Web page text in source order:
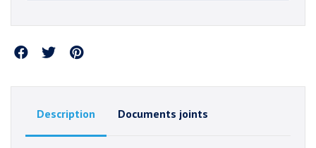
Partager
Description Documents joints